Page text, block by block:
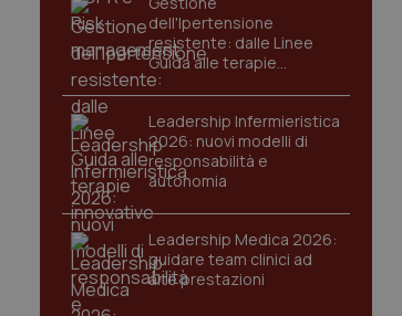
dell'Ipertensione
resistente: dalle Linee
Guida alle terapie
innovative
Leadership Infermieristica
2026: nuovi modelli di
responsabilità e
autonomia
Leadership Medica 2026:
guidare team clinici ad
alte prestazioni